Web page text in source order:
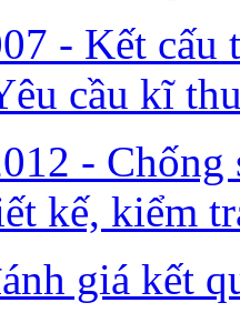
- Kết cấu
cầu kĩ
- Chống
kế, kiểm
giá kết